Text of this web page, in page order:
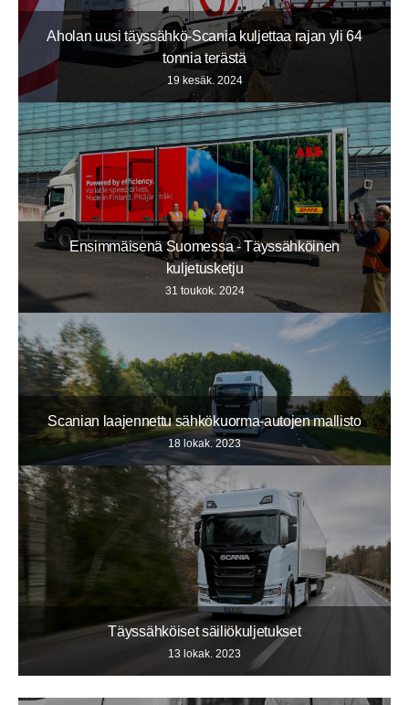
Aholan uusi täyssähkö-Scania kuljettaa rajan yli 64
tonnia terästä
19 kesäk. 2024
Ensimmäisenä Suomessa - Täyssähköinen
kuljetusketju
31 toukok. 2024
Scanian laajennettu sähkökuorma-autojen mallisto
18 lokak. 2023
Täyssähköiset säiliökuljetukset
13 lokak. 2023